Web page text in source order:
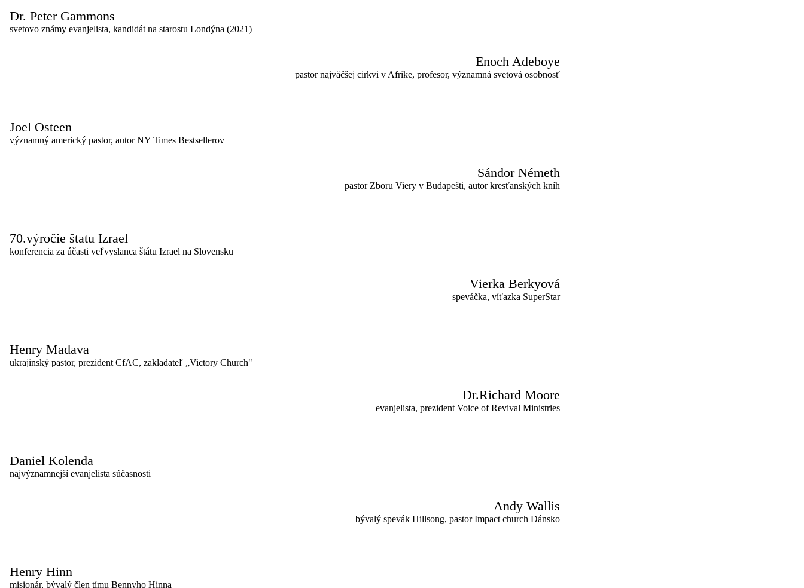
Dr. Peter Gammons
svetovo známy evanjelista, kandidát na starostu Londýna (2021)
Enoch Adeboye
pastor najväčšej cirkvi v Afrike, profesor, významná svetová osobnosť
Joel Osteen
významný americký pastor, autor NY Times Bestsellerov
Sándor Németh
pastor Zboru Viery v Budapešti, autor kresťanských kníh
70.výročie štatu Izrael
konferencia za účasti veľvyslanca štátu Izrael na Slovensku
Vierka Berkyová
speváčka, víťazka SuperStar
Henry Madava
ukrajinský pastor, prezident CfAC, zakladateľ „Victory Church"
Dr.Richard Moore
evanjelista, prezident Voice of Revival Ministries
Daniel Kolenda
najvýznamnejší evanjelista súčasnosti
Andy Wallis
bývalý spevák Hillsong, pastor Impact church Dánsko
Henry Hinn
misionár, bývalý člen tímu Bennyho Hinna